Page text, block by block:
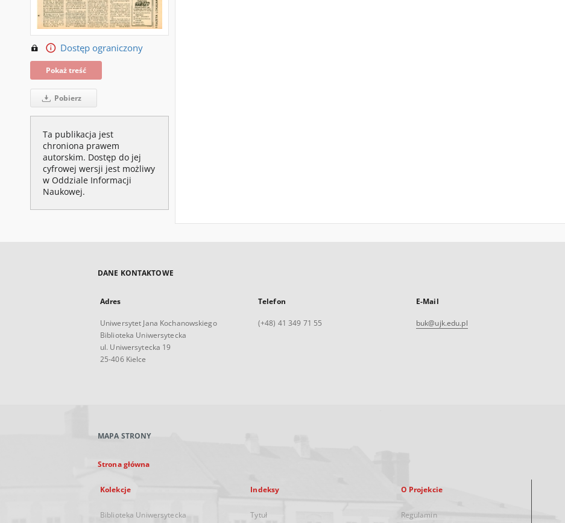
Dostęp ograniczony
Pokaż treść
Pobierz
Ta publikacja jest
chroniona prawem
autorskim. Dostęp do jej
cyfrowej wersji jest możliwy
w Oddziale Informacji
Naukowej.
DANE KONTAKTOWE
Adres
Uniwersytet Jana Kochanowskiego
Biblioteka Uniwersytecka
ul. Uniwersytecka 19
25-406 Kielce
Telefon
(+48) 41 349 71 55
E-Mail
buk@ujk.edu.pl
MAPA STRONY
Strona główna
Kolekcje
Biblioteka Uniwersytecka
Indeksy
Tytuł
O Projekcie
Regulamin